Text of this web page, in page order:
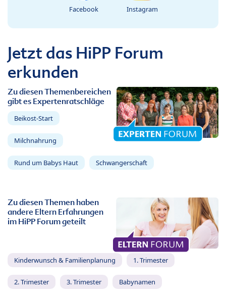
Facebook Instagram
Jetzt das HiPP Forum
erkunden
Zu diesen Themenbereichen
gibt es Expertenratschläge
Beikost-Start
Milchnahrung
Rund um Babys Haut Schwangerschaft
Zu diesen Themen haben
andere Eltern Erfahrungen
im HiPP Forum geteilt
Kinderwunsch & Familienplanung 1. Trimester
2. Trimester 3. Trimester Babynamen